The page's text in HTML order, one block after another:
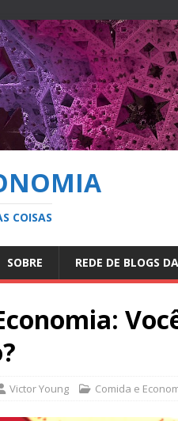
COISAS
SOBRE REDE DE BLOGS
Victor Young Comida e